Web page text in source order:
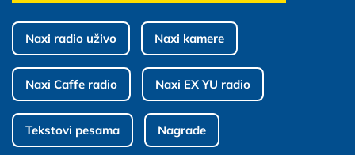
Naxi radio uživo Naxi kamere
Naxi Caffe radio Naxi EX YU radio
Tekstovi pesama Nagrade